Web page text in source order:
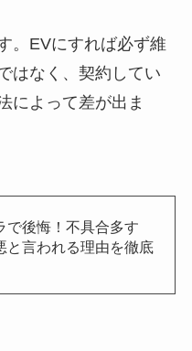
。EVにすれば必ず維
はなく、契約してい
によって差が出ま
で後悔！不具合多す
と言われる理由を徹底